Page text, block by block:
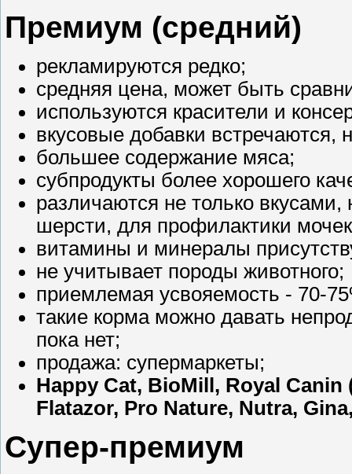
Премиум (средний)
рекламируются редко;
средняя цена, может быть
используются красители и
вкусовые добавки встречаются,
большее содержание мяса;
субпродукты более хорошего
различаются не только
шерсти, для профилактики
витамины и минералы
не учитывает породы животного;
приемлемая усвояемость - 70-
такие корма можно давать
пока нет;
продажа: супермаркеты;
Happy Cat, BioMill, Royal
Flatazor, Pro Nature, Nutra,
Супер-премиум